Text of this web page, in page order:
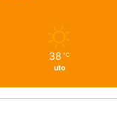
38 ℃
uto